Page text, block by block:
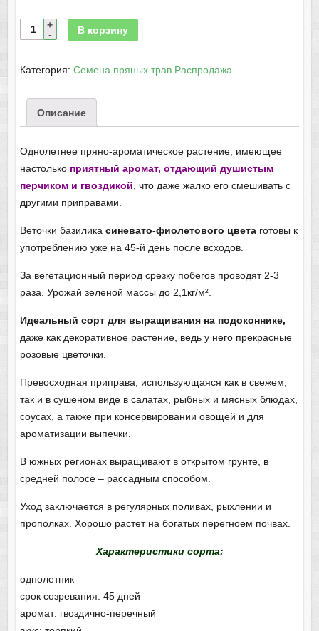
В корзину
Категория: Семена пряных трав Распродажа
Описание
Однолетнее пряно-ароматическое растение, имеющее
настолькоприятный аромат, отдающий душистым
перчиком и гвоздикой, что даже жалко его смешивать с
другими приправами.
Веточки базиликасиневато-фиолетового цветаготовы к
употреблению уже на 45-й день после всходов.
За вегетационный период срезку побегов проводят 2-3
раза. Урожай зеленой массы до 2,1кг/м².
Идеальный сорт для выращивания на подоконнике,
даже как декоративное растение, ведь у него прекрасные
розовые цветочки.
Превосходная приправа, использующаяся как в свежем,
так и в сушеном виде в салатах, рыбных и мясных блюдах,
соусах, а также при консервировании овощей и для
ароматизации выпечки.
В южных регионах выращивают в открытом грунте, в
средней полосе – рассадным способом.
Уход заключается в регулярных поливах, рыхлении и
прополках. Хорошо растет на богатых перегноем почвах.
Характеристики сорта:
однолетник
срок созревания: 45 дней
аромат: гвоздично-перечный